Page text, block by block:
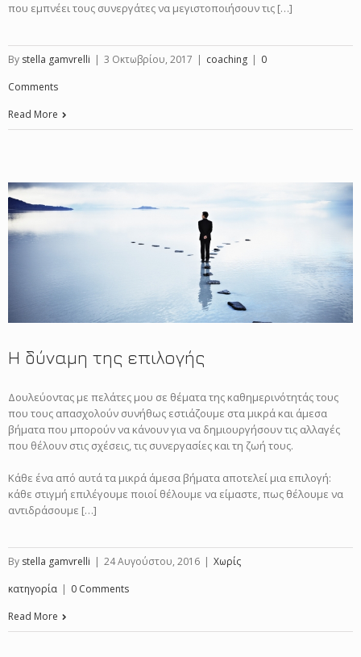
που εμπνέει τους συνεργάτες να μεγιστοποιήσουν τις […]
By stella gamvrelli | 3 Οκτωβρίου, 2017 | coaching | 0
Comments
Read More
Η δύναμη της επιλογής
Δουλεύοντας με πελάτες μου σε θέματα της καθημερινότητάς τους
που τους απασχολούν συνήθως εστιάζουμε στα μικρά και άμεσα
βήματα που μπορούν να κάνουν για να δημιουργήσουν τις αλλαγές
που θέλουν στις σχέσεις, τις συνεργασίες και τη ζωή τους.
Κάθε ένα από αυτά τα μικρά άμεσα βήματα αποτελεί μια επιλογή:
κάθε στιγμή επιλέγουμε ποιοί θέλουμε να είμαστε, πως θέλουμε να
αντιδράσουμε […]
By stella gamvrelli | 24 Αυγούστου, 2016 | Χωρίς
κατηγορία | 0 Comments
Read More